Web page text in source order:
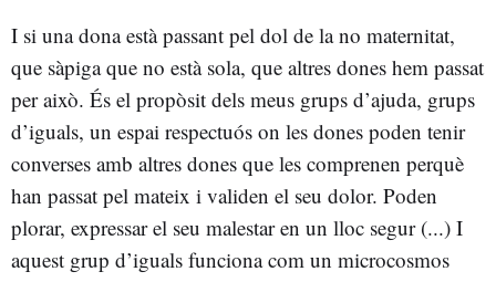
I si una dona està passant pel dol de la no maternitat,
que sàpiga que no està sola, que altres dones hem passat
per això. És el propòsit dels meus grups d’ajuda, grups
d’iguals, un espai respectuós on les dones poden tenir
converses amb altres dones que les comprenen perquè
han passat pel mateix i validen el seu dolor. Poden
plorar, expressar el seu malestar en un lloc segur (...) I
aquest grup d’iguals funciona com un microcosmos